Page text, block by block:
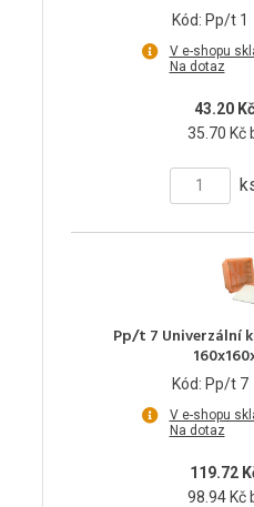
Kód: Pp/t 1
V e-shopu
Na dotaz
43.20
35.70 Kč
Pp/t 7 Univerzální
Kód: Pp/t 7
V e-shopu
Na dotaz
119.72
98.94 Kč